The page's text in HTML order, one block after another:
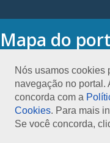
Nós usamos cookies
navegação no portal.
concorda com a
Cookies. Para mais
Se você concorda,
Mapa do
O CONSELHO
Conselho Diretor
Nossa Sede
Planejamento
Organograma